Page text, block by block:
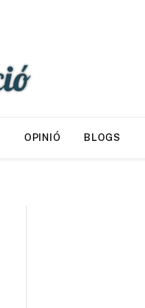
OPINIÓ BLOGS